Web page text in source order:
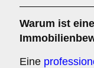
Warum ist
Eine